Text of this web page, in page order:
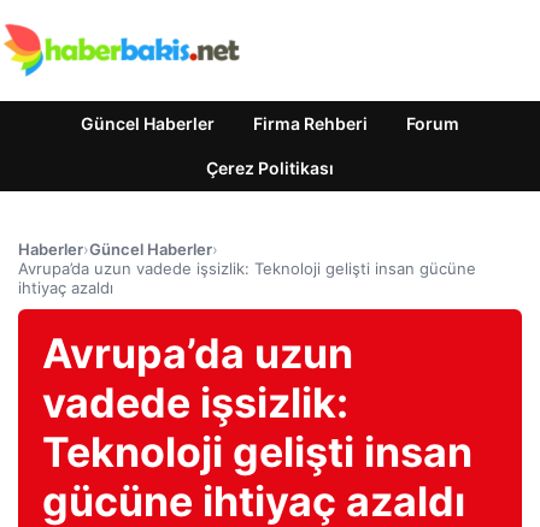
Güncel Haberler Firma Rehberi Forum
Çerez Politikası
Haberler›Güncel Haberler›
Avrupa’da uzun vadede işsizlik: Teknoloji gelişti insan gücüne
ihtiyaç azaldı
Avrupa’da uzun
vadede işsizlik:
Teknoloji gelişti insan
gücüne ihtiyaç azaldı